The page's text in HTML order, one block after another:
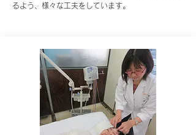
るよう、様々な工夫をしています。